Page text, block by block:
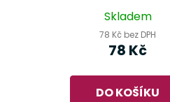
Skladem
78 Kč bez DPH
78 Kč
DO KOŠÍKU